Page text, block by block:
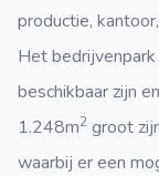
productie,
Het
beschikbaar zijn
1.248m2 groot
waarbij er een